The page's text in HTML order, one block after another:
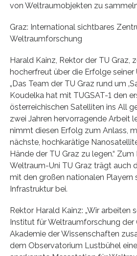
von Weltraumobjekten zu
Graz: International sichtbares
Weltraumforschung
Harald Kainz, Rektor der TU Graz,
hocherfreut über die Erfolge seiner
„Das Team der TU Graz rund um
Koudelka hat mit TUGSAT-1 den
österreichischen Satelliten ins All
zwei Jahren hervorragende Arbeit
nimmt diesen Erfolg zum Anlass,
nächste, hochkarätige
Hände der TU Graz zu legen.“
Weltraum-Uni TU Graz trägt auch
mit den großen nationalen Playern
Infrastruktur bei.
Rektor Harald Kainz: „Wir arbeiten
Institut für Weltraumforschung der
Akademie der Wissenschaften
dem Observatorium Lustbühel